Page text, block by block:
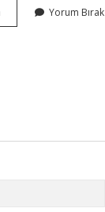
Aerobik
Egzersizler
Yorum Bırak